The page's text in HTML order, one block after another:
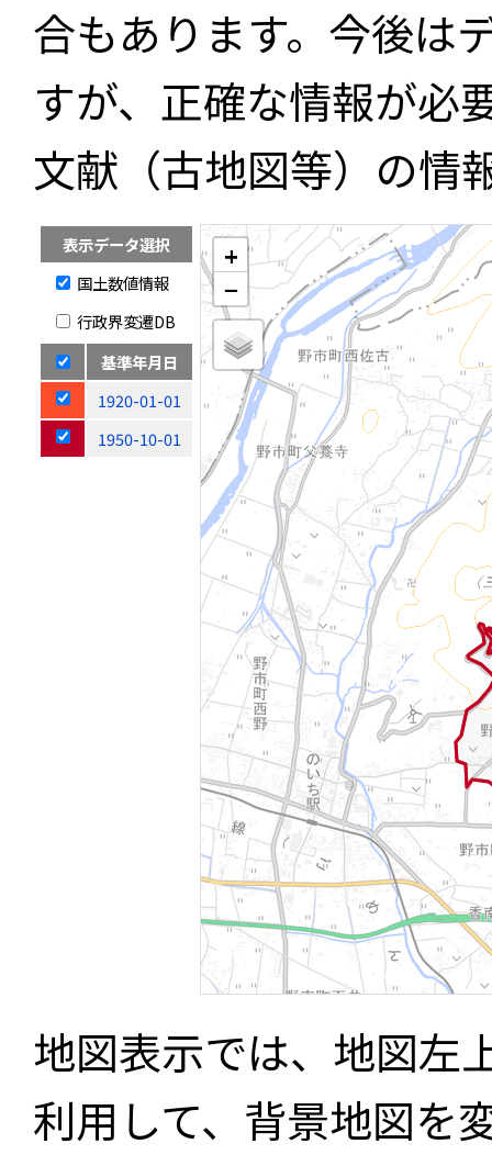
合もあります。今後は
すが、正確な情報が必
文献（古地図等）の情
表示データ選択
国土数値情報
行政界変遷DB
基準年月日
1920-01-01
1950-10-01
+
−
地図表示では、地図左
利用して、背景地図を